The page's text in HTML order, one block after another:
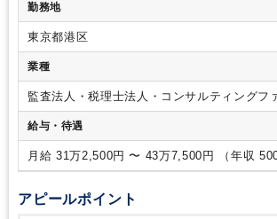
勤務地
東京都港区
業種
監査法人・税理士法人・コンサルティングフ
所）
給与・待遇
月給 31万2,500円 〜 43万7,500円 （年収 500万円 〜 700万
円）
アピールポイント